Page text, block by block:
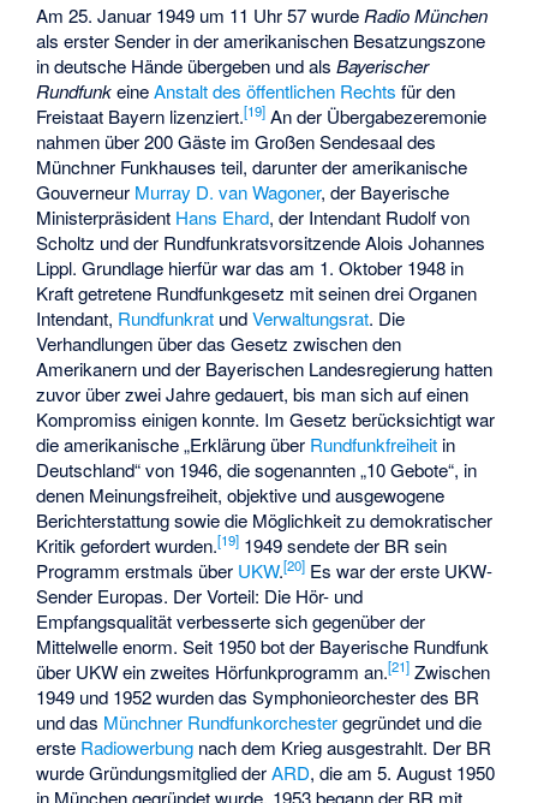
Am 25. Januar 1949 um 11 Uhr 57 wurde Radio München
als erster Sender in der amerikanischen Besatzungszone
in deutsche Hände übergeben und alsBayerischer
RundfunkeineAnstalt des öffentlichen Rechts für den
Freistaat Bayern lizenziert.[19] An der Übergabezeremonie
nahmen über 200 Gäste im Großen Sendesaal des
Münchner Funkhauses teil, darunter der amerikanische
Gouverneur Murray D. van Wagoner, der Bayerische
Ministerpräsident Hans Ehard, der Intendant Rudolf von
Scholtz und der Rundfunkratsvorsitzende Alois Johannes
Lippl. Grundlage hierfür war das am 1. Oktober 1948 in
Kraft getretene Rundfunkgesetz mit seinen drei Organen
Intendant, Rundfunkrat undVerwaltungsrat. Die
Verhandlungen über das Gesetz zwischen den
Amerikanern und der Bayerischen Landesregierung hatten
zuvor über zwei Jahre gedauert, bis man sich auf einen
Kompromiss einigen konnte. Im Gesetz berücksichtigt war
die amerikanische „Erklärung über Rundfunkfreiheit in
Deutschland“ von 1946, die sogenannten „10 Gebote“, in
denen Meinungsfreiheit, objektive und ausgewogene
Berichterstattung sowie die Möglichkeit zu demokratischer
Kritik gefordert wurden.[19] 1949 sendete der BR sein
Programm erstmals über UKW.[20] Es war der erste UKW-
Sender Europas. Der Vorteil: Die Hör- und
Empfangsqualität verbesserte sich gegenüber der
Mittelwelle enorm. Seit 1950 bot der Bayerische Rundfunk
über UKW ein zweites Hörfunkprogramm an.[21] Zwischen
1949 und 1952 wurden das Symphonieorchester des BR
und das Münchner Rundfunkorchestergegründet und die
erste Radiowerbung nach dem Krieg ausgestrahlt. Der BR
wurde Gründungsmitglied derARD, die am 5. August 1950
in München gegründet wurde. 1953 begann der BR mit